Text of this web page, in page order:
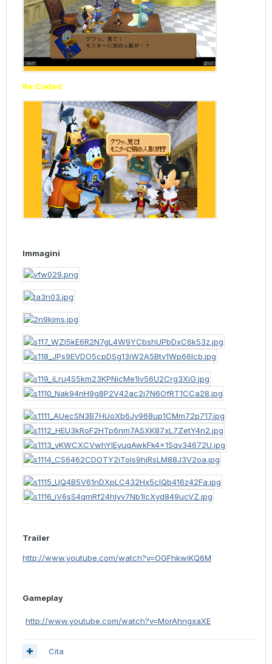
Re:Coded
Immagini
Trailer
http://www.youtube.com/watch?v=OGFhkwiKQ6M
Gameplay
http://www.youtube.com/watch?v=MorAhngxaXE
Cita